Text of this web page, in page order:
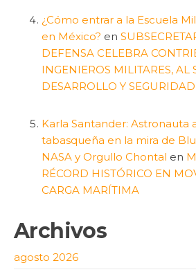
¿Cómo entrar a la Escuela
en México? en
DEFENSA CELEBRA
INGENIEROS MILITARES, AL
DESARROLLO Y
Karla Santander: Astronauta
tabasqueña en la mira de
NASA y Orgullo Chontal en
RÉCORD HISTÓRICO EN
CARGA MARÍTIMA
Archivos
agosto 2026